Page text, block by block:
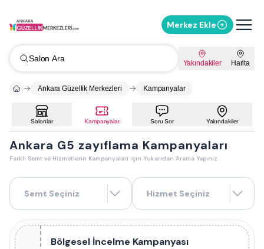
Merkez Ekle
Salon Ara Yakındakiler Harita
Ankara Güzellik Merkezleri Kampanyalar
Salonlar Kampanyalar Soru Sor Yakındakiler
Ankara G5 zayıflama Kampanyaları
Farklı Semt ve Hizmetlerin Kampanyaları için Yukarıdan Arama Yapınız.
Semt Seçiniz Hizmet Seçiniz
Bölgesel İncelme Kampanyası